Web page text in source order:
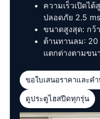
ความเร็วเปิดไ
ปลอดภัย 2.5 ms
ขนาดสูงสุด: กว้
ต้านทานลม: 20
แตกต่างตามขน
ขอใบเสนอราคาและค
ดูประตูไฮสปีดทุกรุ่น